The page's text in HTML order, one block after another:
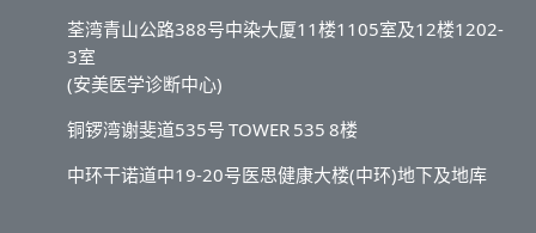
荃湾青山公路388号中染大厦11楼1105室及12楼1202-
3室
(安美医学诊断中心)
铜锣湾谢斐道535号 TOWER 535 8楼
中环干诺道中19-20号医思健康大楼(中环)地下及地库